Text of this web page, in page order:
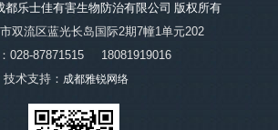
都乐士佳有害生物防治有限公司 版权所有
双流区蓝光长岛国际2期7幢1单元202
028-87871515
18081919016
技术支持： 成都雅锐网络